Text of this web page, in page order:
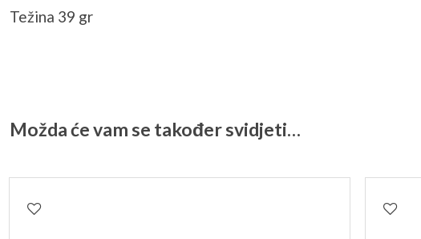
Težina 39 gr
Možda će vam se također svidjeti…